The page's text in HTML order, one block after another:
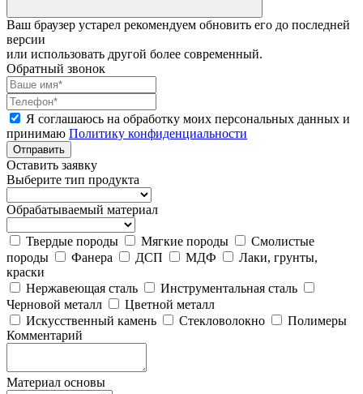
Ваш браузер устарел рекомендуем обновить его до последней
версии
или использовать другой более современный.
Обратный звонок
Я соглашаюсь на обработку моих персональных данных и
принимаю Политику конфиденциальности
Отправить
Оставить заявку
Выберите тип продукта
Обрабатываемый материал
Твердые породы Мягкие породы
Смолистые
породы
Фанера ДСП МДФ
Лаки, грунты,
краски
Нержавеющая сталь
Инструментальная сталь
Черновой металл
Цветной металл
Искусственный камень
Стекловолокно
Полимеры
Комментарий
Материал основы